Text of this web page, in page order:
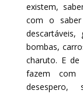
existem,
com o
bombas,
charuto. E
fazem com
desespero,